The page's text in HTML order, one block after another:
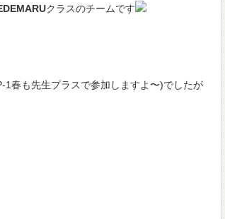
クラスのチームです
春も先生プラスで参加しますよ〜)でしたが